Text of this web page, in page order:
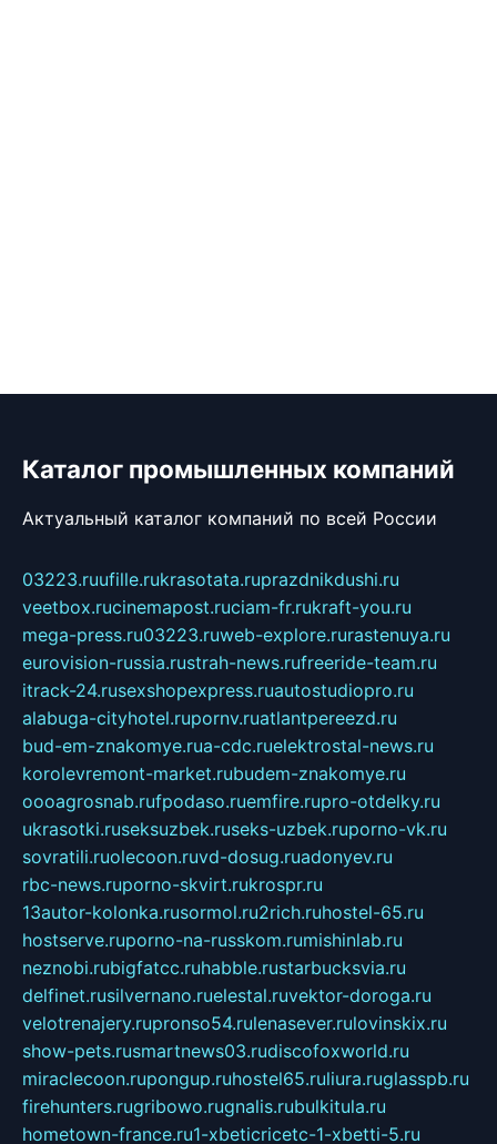
Каталог промышленных компаний
Актуальный каталог компаний по всей России
03223.ruufille.rukrasotata.ruprazdnikdushi.ru
veetbox.rucinemapost.ruciam-fr.rukraft-you.ru
mega-press.ru03223.ruweb-explore.rurastenuya.ru
eurovision-russia.rustrah-news.rufreeride-team.ru
itrack-24.rusexshopexpress.ruautostudiopro.ru
alabuga-cityhotel.rupornv.ruatlantpereezd.ru
bud-em-znakomye.rua-cdc.ruelektrostal-news.ru
korolevremont-market.rubudem-znakomye.ru
oooagrosnab.rufpodaso.ruemfire.rupro-otdelky.ru
ukrasotki.ruseksuzbek.ruseks-uzbek.ruporno-vk.ru
sovratili.ruolecoon.ruvd-dosug.ruadonyev.ru
rbc-news.ruporno-skvirt.rukrospr.ru
13autor-kolonka.rusormol.ru2rich.ruhostel-65.ru
hostserve.ruporno-na-russkom.rumishinlab.ru
neznobi.rubigfatcc.ruhabble.rustarbucksvia.ru
delfinet.rusilvernano.ruelestal.ruvektor-doroga.ru
velotrenajery.rupronso54.rulenasever.rulovinskix.ru
show-pets.rusmartnews03.rudiscofoxworld.ru
miraclecoon.rupongup.ruhostel65.ruliura.ruglasspb.ru
firehunters.rugribowo.rugnalis.rubulkitula.ru
hometown-france.ru1-xbeticricetc-1-xbetti-5.ru